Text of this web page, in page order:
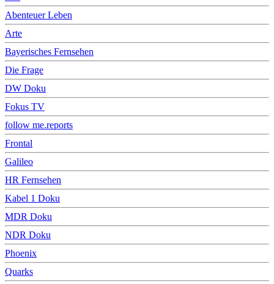
Abenteuer Leben
Arte
Bayerisches Fernsehen
Die Frage
DW Doku
Fokus TV
follow me.reports
Frontal
Galileo
HR Fernsehen
Kabel 1 Doku
MDR Doku
NDR Doku
Phoenix
Quarks